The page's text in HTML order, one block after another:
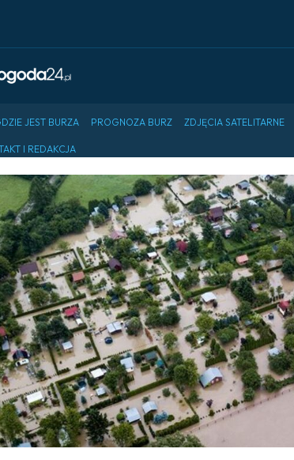
JEST BURZA PROGNOZA BURZ ZDJĘCIA SATELITARNE
I REDAKCJA